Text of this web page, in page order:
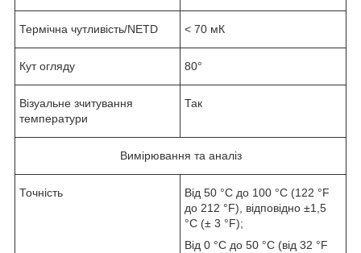
Термічна чутливість/NETD < 70 мК
Кут огляду 80°
Візуальне зчитування
температури
Так
Вимірювання та аналіз
Точність
Від 50 °C до 100 °C (122 °F
до 212 °F), відповідно ±1,5
°C (± 3 °F);
Від 0 °C до 50 °C (від 32 °F